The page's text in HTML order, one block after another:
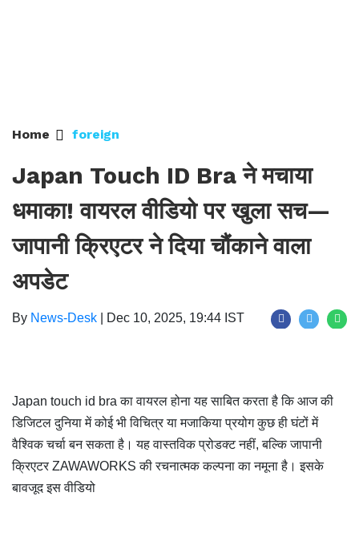
Home foreign
Japan Touch ID Bra ने मचाया
धमाका! वायरल वीडियो पर खुला सच—
जापानी क्रिएटर ने दिया चौंकाने वाला
अपडेट
By News-Desk Dec 10, 2025, 19:44 IST
Japan touch id bra का वायरल होना यह साबित करता है कि आज की
डिजिटल दुनिया में कोई भी विचित्र या मजाकिया प्रयोग कुछ ही घंटों में
वैश्विक चर्चा बन सकता है। यह वास्तविक प्रोडक्ट नहीं, बल्कि जापानी
क्रिएटर ZAWAWORKS की रचनात्मक कल्पना का नमूना है। इसके
बावजूद इस वीडियो